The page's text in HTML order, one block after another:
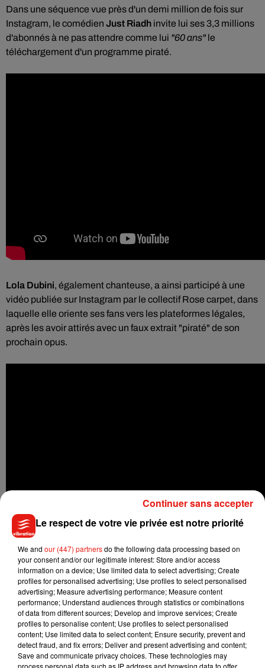
Dans une séquence vue près d'un demi million de fois sur
Instagram, le comédien Just Riadh invite lui ses 3,3 millions
d'abonnés à ne pas attendre comme lui "60 ans" le
téléchargement d'un programme piraté.
Lola Dubini, également chanteuse, a ainsi participé à une
vidéo publiée sur Instagram par le collectif Rose carpet, dans
laquelle elle oriente ses fans vers les plateformes légales,
après les avoir attirés avec un faux extrait "piraté" de son
prochain opus.
Anis Rhali:
Le respect de votre vie privée est notre priorité
We and our (447) partnersdo the following data processing based on
your consent and/or our legitimate interest: Store and/or access
information on a device; Use limited data to select advertising; Create
profiles for personalised advertising; Use profiles to select personalised
advertising; Measure advertising performance; Measure content
performance; Understand audiences through statistics or combinations
of data from different sources; Develop and improve services; Create
profiles to personalise content; Use profiles to select personalised
content; Use limited data to select content; Ensure security, prevent and
detect fraud, and fix errors; Deliver and present advertising and content;
Save and communicate privacy choices. These technologies may
process personal data such as IP address and browsing data to offer
Continuer sans accepter